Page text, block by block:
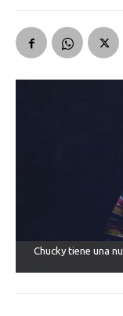
Chucky tiene una